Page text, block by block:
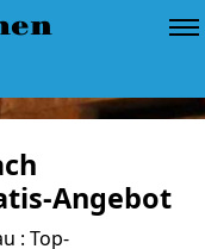
Angebot
: Top-